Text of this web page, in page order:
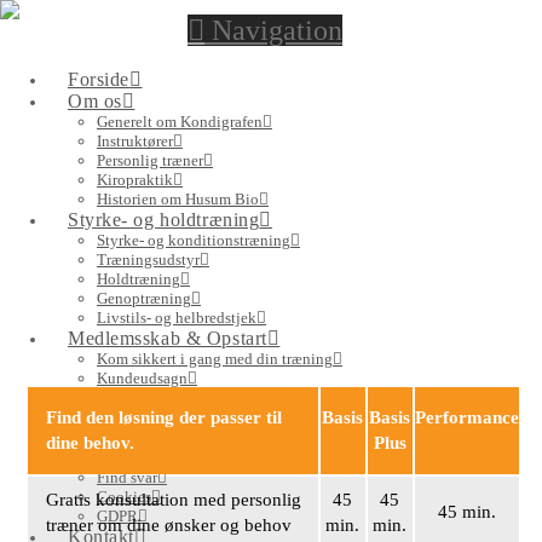
Navigation
Forside
Om os
Generelt om Kondigrafen
Instruktører
Personlig træner
Kiropraktik
Historien om Husum Bio
Styrke- og holdtræning
Styrke- og konditionstræning
Træningsudstyr
Holdtræning
Genoptræning
Livstils- og helbredstjek
Medlemsskab & Opstart
Kom sikkert i gang med din træning
Kundeudsagn
Tilmelding til Betalingsservice
Information & aktuelt
Find svar
Cookies
GDPR
Kontakt
Bliv medlem
Det koster lidt mere i kondigrafen, fordi du får så meget mere.
Medlemsskaber
Find den løsning der passer til
dine behov.
Basis Basis
Plus
Performance
Gratis konsultation med personlig
træner om dine ønsker og behov
45
min.
45
min.
45 min.